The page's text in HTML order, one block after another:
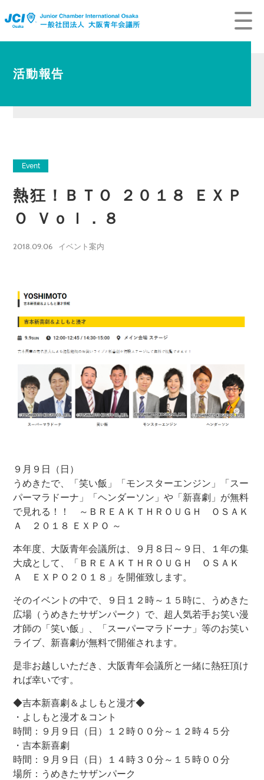
活動報告
Event
熱狂！ＢＴＯ ２０１８ ＥＸＰ
Ｏ Ｖｏｌ．８
2018.09.06 イベント案内
９月９日（日）
うめきたで、「笑い飯」「モンスターエンジン」「スー
パーマラドーナ」「ヘンダーソン」や「新喜劇」が無料
で見れる！！ ～ＢＲＥＡＫＴＨＲＯＵＧＨ ＯＳＡＫ
Ａ ２０１８ ＥＸＰＯ ～
本年度、大阪青年会議所は、９月８日～９日、１年の集
大成として、「ＢＲＥＡＫＴＨＲＯＵＧＨ ＯＳＡＫ
Ａ ＥＸＰＯ２０１８」を開催致します。
そのイベントの中で、９日１２時～１５時に、うめきた
広場（うめきたサザンパーク）で、超人気若手お笑い漫
才師の「笑い飯」、「スーパーマラドーナ」等のお笑い
ライブ、新喜劇が無料で開催されます。
是非お越しいただき、大阪青年会議所と一緒に熱狂頂け
れば幸いです。
◆吉本新喜劇＆よしもと漫才◆
・よしもと漫才＆コント
時間：９月９日（日）１２時００分～１２時４５分
・吉本新喜劇
時間：９月９日（日）１４時３０分～１５時００分
場所：うめきたサザンパーク